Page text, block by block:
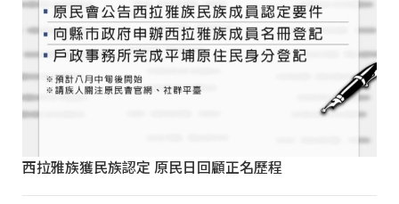
西拉雅族獲民族認定 原民日回顧正名歷程